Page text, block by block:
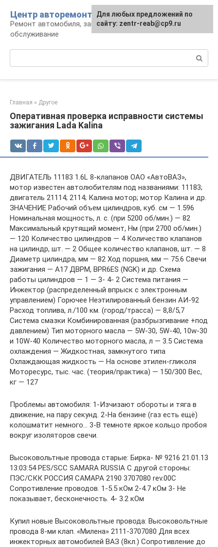
контенту
Центр авторемонта
Ремонт автомобиля, запчасти и
обслуживание
Главная » Другое
Оперативная проверка исправности системы
зажигания Lada Kalina
ДВИГАТЕЛЬ 11183 1.6L 8-клапанов ОАО «АвтоВАЗ»,
мотор известен автолюбителям под названиями: 11183;
двигатель 21114; 2114; Калина мотор; мотор Калина и др.
ЗНАЧЕНИЕ Рабочий объем цилиндров, куб. см — 1.596
Номинальная мощность, л. с. (при 5200 об/мин.) — 82
Максимальный крутящий момент, Нм (при 2700 об/мин.)
— 120 Количество цилиндров — 4 Количество клапанов
на цилиндр, шт. — 2 Общее количество клапанов, шт. — 8
Диаметр цилиндра, мм — 82 Ход поршня, мм — 75.6 Свечи
зажигания — А17 ДВРМ, BPR6ES (NGK) и др. Схема
работы цилиндров — 1 — 3- 4- 2 Система питания —
Инжектор (распределенный впрыск с электронным
управлением) Горючее Неэтилированный бензин АИ-92
Расход топлива, л./100 км. (город/трасса) — 8,8/5,7
Система смазки Комбинированная (разбрызгивание +под
давлением) Тип моторного масла — 5W-30, 5W-40, 10w-30
и 10W-40 Количество моторного масла, л — 3.5 Система
охлаждения — Жидкостная, замкнутого типа
Охлаждающая жидкость — На основе этилен-гликоля
Моторесурс, тыс. час. (теория/практика) — 150/300 Вес,
кг — 127
Проблемы автомобиля: 1-Изчизают обороты и тяга в
движение, на пару секунд. 2-На бензине (газ есть ещё)
колошматит немного… 3-В темноте яркое кольцо пробоя
вокруг изоляторов свечи.
Высоковольтные провода старые: Бирка- № 9216 21.01.13
13:03:54 PES/SCC SAMARA RUSSIA С другой стороны:
ПЭС/СКК РОССИЯ САМАРА 2190 3707080 rev.00C
Сопротивление проводов. 1-5.5 кОм 2-4.7 кОм 3- Не
показывает, бесконечность. 4- 3.2 кОм
Купил новые Высоковольтные провода: Высоковольтные
провода 8-ми клап. «Милена» 2111-3707080 Для всех
инжекторных автомобилей ВАЗ (8кл.) Сопротивление до
Для любых предложений по
сайту: zentr-reab@cp9.ru